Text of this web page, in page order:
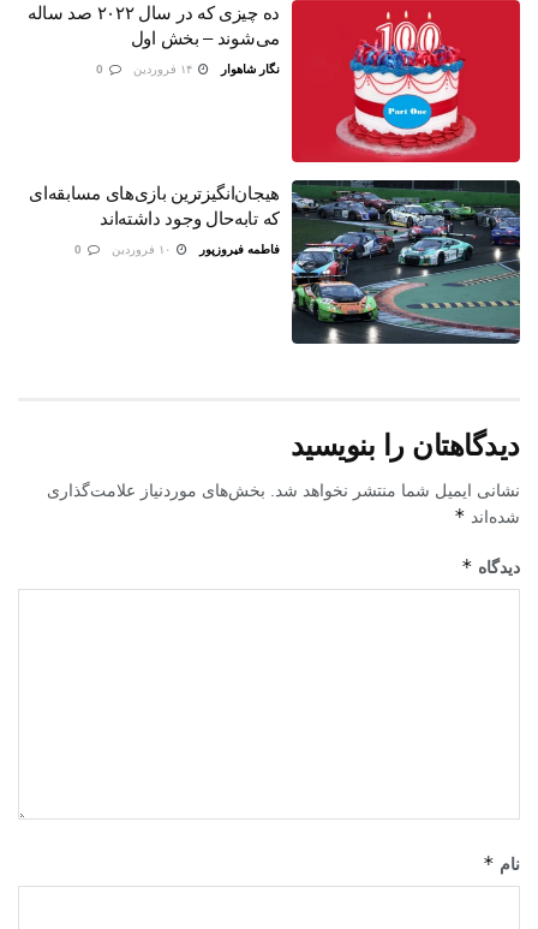
ده چیزی که در سال ۲۰۲۲ صد ساله
می‌شوند – بخش اول
نگار شاهوار
هیجان‌انگیزترین بازی‌های مسابقه‌ای
که تابه‌حال وجود داشته‌اند
فاطمه فیروزپور
دیدگاهتان را بنویسید
نشانی ایمیل شما منتشر نخواهد شد.
بخش‌های موردنیاز علامت‌گذاری
شده‌اند *
دیدگاه *
نام *